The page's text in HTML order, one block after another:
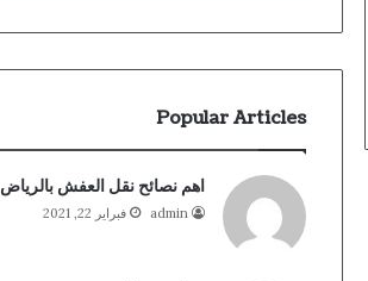
Popular Articles
اهم نصائح نقل العفش بالرياض
admin فبراير 22, 2021